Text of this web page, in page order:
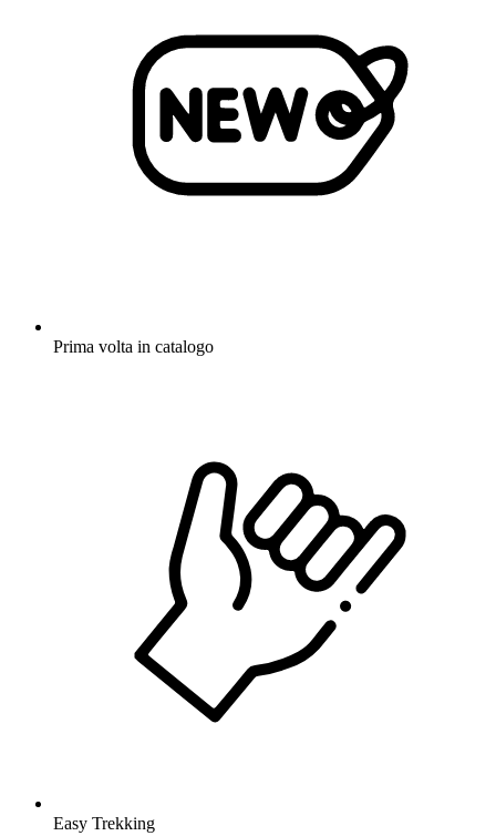
Prima volta in catalogo
Easy Trekking